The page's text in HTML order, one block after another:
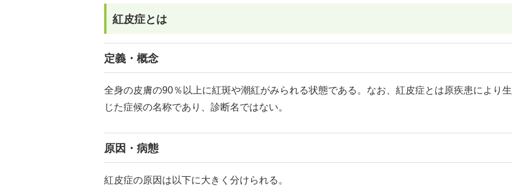
紅皮症とは
定義・概念
全身の皮膚の90％以上に紅斑や潮紅がみられる状態である。なお、紅皮症とは原疾患により生
じた症候の名称であり、診断名ではない。
原因・病態
紅皮症の原因は以下に大きく分けられる。